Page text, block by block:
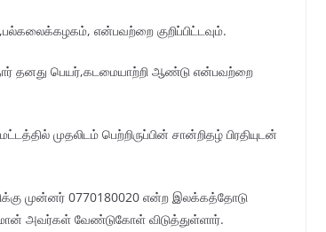
என்பவற்றை குறிப்பிட்டவும்.
தனது பெயர்,கடமையாற்றி ஆண்டு என்பவற்றை
முதலிடம் பெற்றிருப்பின் சான்றிதழ் பிரதியுடன்
முன்னர் 0770180020 என்ற இலக்கத்தோடு
அவர்கள் வேண்டுகோள் விடுத்துள்ளார்.